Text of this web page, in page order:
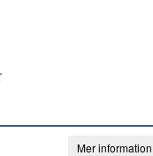
Mer information